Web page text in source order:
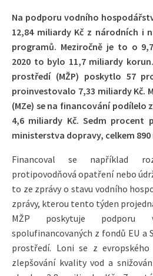
Na podporu vodního
12,84 miliardy Kč z národních i
programů. Meziročně je to o
2020 to bylo 11,7 miliardy
prostředí (MŽP) poskytlo 57
proinvestovalo 7,33 miliardy Kč.
(MZe) se na financování podílelo
4,6 miliardy Kč. Sedm procent
ministerstva dopravy, celkem
Financoval se například
protipovodňová opatření nebo
to ze zprávy o stavu vodního
zprávy, kterou tento týden
MŽP poskytuje podporu
spolufinancovaných z fondů EU
prostředí. Loni se z
zlepšování kvality vod a